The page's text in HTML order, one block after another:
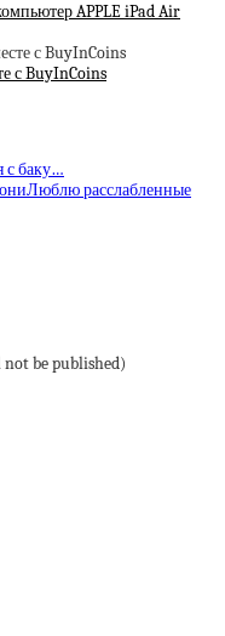
APPLE iPad Air
с BuyInCoins
с баку…
расслабленные
be published)